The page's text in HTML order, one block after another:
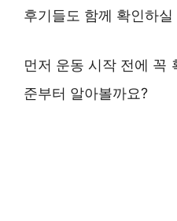
후기들도 함께 확인하실
먼저 운동 시작 전에 꼭
준부터 알아볼까요?